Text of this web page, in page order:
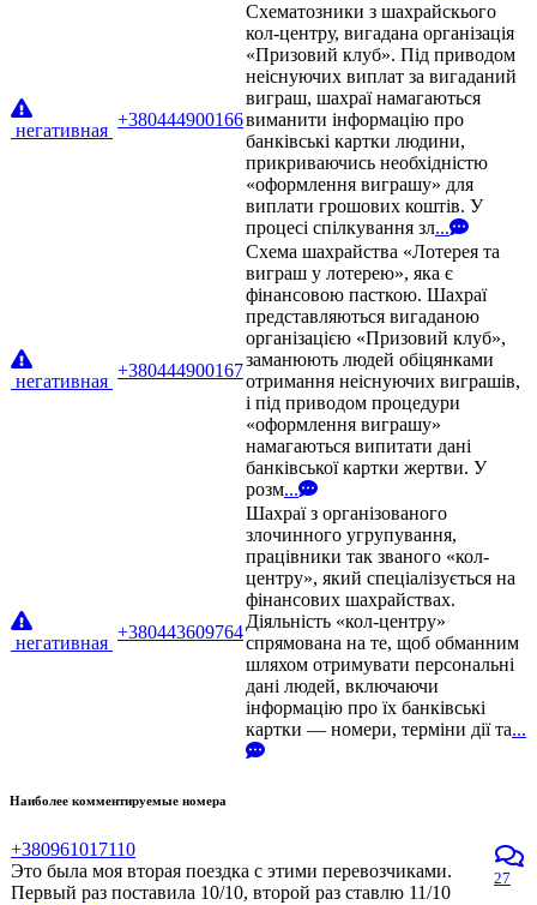
негативная
+380444900166
Схематозники з шахрайскього
кол-центру, вигадана організація
«Призовий клуб». Під приводом
неіснуючих виплат за вигаданий
виграш, шахраї намагаються
виманити інформацію про
банківські картки людини,
прикриваючись необхідністю
«оформлення виграшу» для
виплати грошових коштів. У
процесі спілкування зл...
негативная
+380444900167
Схема шахрайства «Лотерея та
виграш у лотерею», яка є
фінансовою пасткою. Шахраї
представляються вигаданою
організацією «Призовий клуб»,
заманюють людей обіцянками
отримання неіснуючих виграшів,
і під приводом процедури
«оформлення виграшу»
намагаються випитати дані
банківської картки жертви. У
розм...
негативная
+380443609764
Шахраї з організованого
злочинного угрупування,
працівники так званого «кол-
центру», який спеціалізується на
фінансових шахрайствах.
Діяльність «кол-центру»
спрямована на те, щоб обманним
шляхом отримувати персональні
дані людей, включаючи
інформацію про їх банківські
картки — номери, терміни дії та...
Наиболее комментируемые номера
+380961017110
Это была моя вторая поездка с этими перевозчиками.
Первый раз поставила 10/10, второй раз ставлю 11/10
27